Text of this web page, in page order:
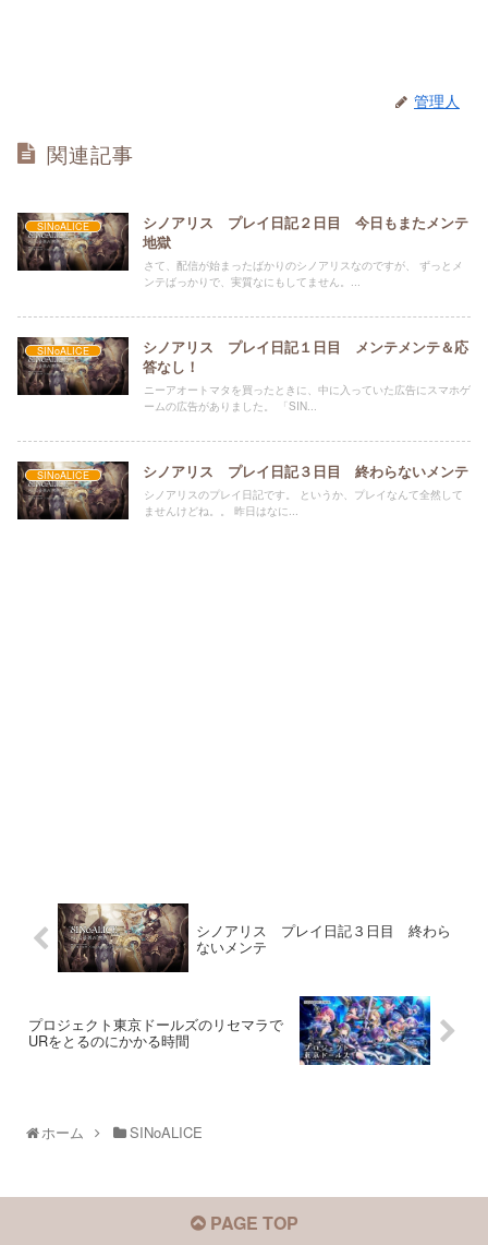
管理人
関連記事
SINoALICE
シノアリス プレイ日記２日目 今日もまたメンテ
地獄
さて、配信が始まったばかりのシノアリスなのですが、 ずっとメ
ンテばっかりで、実質なにもしてません。...
SINoALICE
シノアリス プレイ日記１日目 メンテメンテ＆応
答なし！
ニーアオートマタを買ったときに、中に入っていた広告にスマホゲ
ームの広告がありました。 「SIN...
SINoALICE シノアリス プレイ日記３日目 終わらないメンテ
シノアリスのプレイ日記です。 というか、プレイなんて全然して
ませんけどね。。 昨日はなに...
シノアリス プレイ日記３日目 終わら
ないメンテ
プロジェクト東京ドールズのリセマラで
URをとるのにかかる時間
ホーム SINoALICE
PAGE TOP